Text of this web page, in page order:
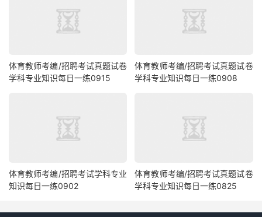
体育教师考编/招聘考试真题试卷
学科专业知识每日一练0915
体育教师考编/招聘考试真题试卷
学科专业知识每日一练0908
体育教师考编/招聘考试学科专业
知识每日一练0902
体育教师考编/招聘考试真题试卷
学科专业知识每日一练0825